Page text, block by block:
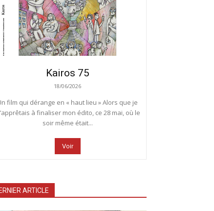
Kairos 75
18/06/2026
film qui dérange en « haut lieu » Alors que je
à finaliser mon édito, ce 28 mai, où le
soir même était...
Voir
ARTICLE